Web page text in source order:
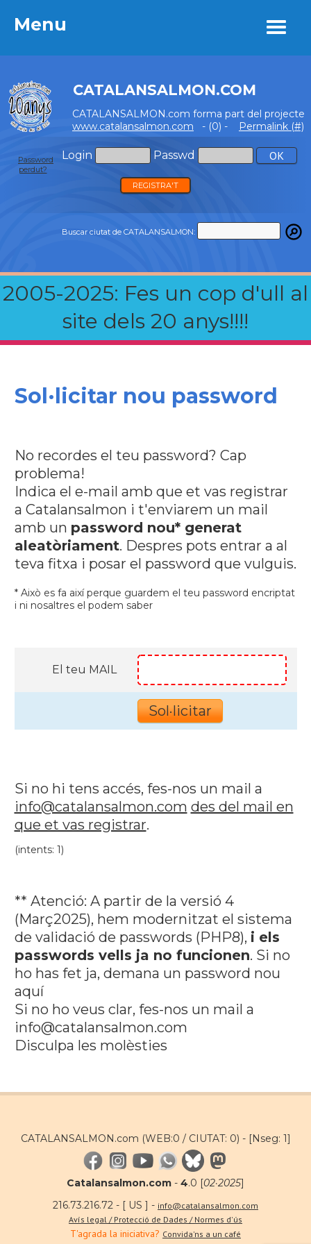
Menu
CATALANSALMON.COM
CATALANSALMON.com forma part del projecte
www.catalansalmon.com - (0) - Permalink (#)
Login Passwd
Password
perdut?
REGISTRA'T
Buscar ciutat de CATALANSALMON:
2005-2025: Fes un cop d'ull al
site dels 20 anys!!!!
Menu
Sol·licitar nou password
No recordes el teu password? Cap
problema!
Indica el e-mail amb que et vas registrar
a Catalansalmon i t'enviarem un mail
amb un password nou* generat
aleatòriament. Despres pots entrar a al
teva fitxa i posar el password que vulguis.
* Això es fa així perque guardem el teu password encriptat
i ni nosaltres el podem saber
El teu MAIL
Si no hi tens accés, fes-nos un mail a
info@catalansalmon.com des del mail en
que et vas registrar.
(intents: 1)
** Atenció: A partir de la versió 4
(Març2025), hem modernitzat el sistema
de validació de passwords (PHP8), i els
passwords vells ja no funcionen. Si no
ho has fet ja, demana un password nou
aquí
Si no ho veus clar, fes-nos un mail a
info@catalansalmon.com
Disculpa les molèsties
CATALANSALMON.com (WEB:0 / CIUTAT: 0) - [Nseg: 1]
Catalansalmon.com - 4.0 [02·2025]
216.73.216.72 - [ US ] - info@catalansalmon.com
Avís legal / Protecció de Dades / Normes d'ús
T'agrada la iniciativa? Convida'ns a un café